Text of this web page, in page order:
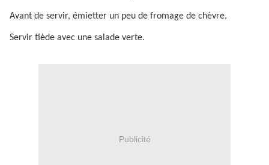
Avant de servir, émietter un peu de fromage de chèvre.
Servir tiède avec une salade verte.
Publicité